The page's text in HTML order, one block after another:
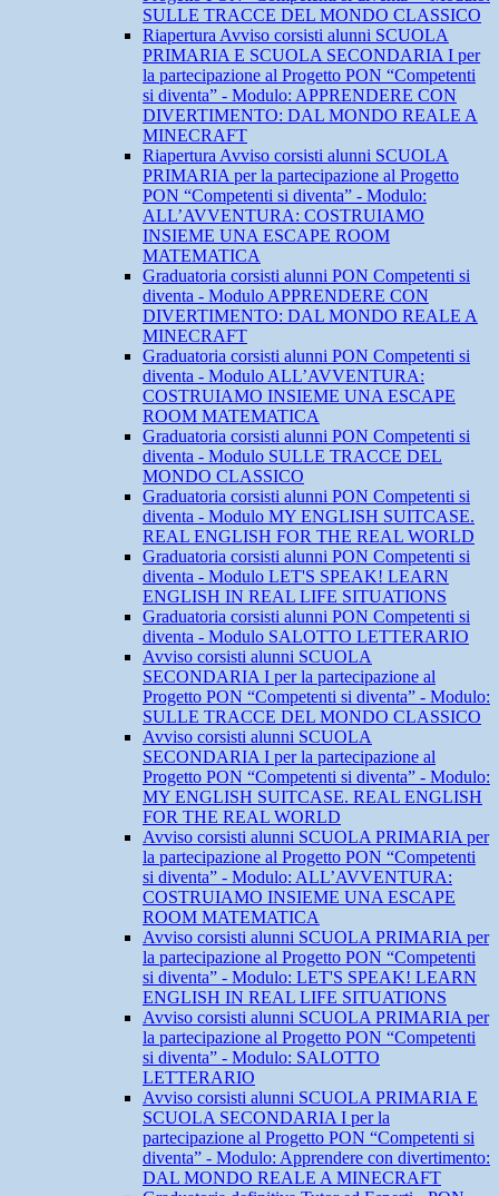
SULLE TRACCE DEL MONDO CLASSICO
Riapertura Avviso corsisti alunni SCUOLA
PRIMARIA E SCUOLA SECONDARIA I per
la partecipazione al Progetto PON “Competenti
si diventa” - Modulo: APPRENDERE CON
DIVERTIMENTO: DAL MONDO REALE A
MINECRAFT
Riapertura Avviso corsisti alunni SCUOLA
PRIMARIA per la partecipazione al Progetto
PON “Competenti si diventa” - Modulo:
ALL’AVVENTURA: COSTRUIAMO
INSIEME UNA ESCAPE ROOM
MATEMATICA
Graduatoria corsisti alunni PON Competenti si
diventa - Modulo APPRENDERE CON
DIVERTIMENTO: DAL MONDO REALE A
MINECRAFT
Graduatoria corsisti alunni PON Competenti si
diventa - Modulo ALL’AVVENTURA:
COSTRUIAMO INSIEME UNA ESCAPE
ROOM MATEMATICA
Graduatoria corsisti alunni PON Competenti si
diventa - Modulo SULLE TRACCE DEL
MONDO CLASSICO
Graduatoria corsisti alunni PON Competenti si
diventa - Modulo MY ENGLISH SUITCASE.
REAL ENGLISH FOR THE REAL WORLD
Graduatoria corsisti alunni PON Competenti si
diventa - Modulo LET'S SPEAK! LEARN
ENGLISH IN REAL LIFE SITUATIONS
Graduatoria corsisti alunni PON Competenti si
diventa - Modulo SALOTTO LETTERARIO
Avviso corsisti alunni SCUOLA
SECONDARIA I per la partecipazione al
Progetto PON “Competenti si diventa” - Modulo:
SULLE TRACCE DEL MONDO CLASSICO
Avviso corsisti alunni SCUOLA
SECONDARIA I per la partecipazione al
Progetto PON “Competenti si diventa” - Modulo:
MY ENGLISH SUITCASE. REAL ENGLISH
FOR THE REAL WORLD
Avviso corsisti alunni SCUOLA PRIMARIA per
la partecipazione al Progetto PON “Competenti
si diventa” - Modulo: ALL’AVVENTURA:
COSTRUIAMO INSIEME UNA ESCAPE
ROOM MATEMATICA
Avviso corsisti alunni SCUOLA PRIMARIA per
la partecipazione al Progetto PON “Competenti
si diventa” - Modulo: LET'S SPEAK! LEARN
ENGLISH IN REAL LIFE SITUATIONS
Avviso corsisti alunni SCUOLA PRIMARIA per
la partecipazione al Progetto PON “Competenti
si diventa” - Modulo: SALOTTO
LETTERARIO
Avviso corsisti alunni SCUOLA PRIMARIA E
SCUOLA SECONDARIA I per la
partecipazione al Progetto PON “Competenti si
diventa” - Modulo: Apprendere con divertimento:
DAL MONDO REALE A MINECRAFT